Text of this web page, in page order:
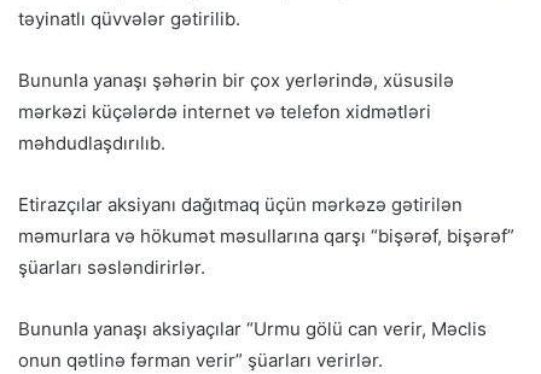
təyinatlı qüvvələr gətirilib.
Bununla yanaşı şəhərin bir çox yerlərində, xüsusilə
mərkəzi küçələrdə internet və telefon xidmətləri
məhdudlaşdırılıb.
Etirazçılar aksiyanı dağıtmaq üçün mərkəzə gətirilən
məmurlara və hökumət məsullarına qarşı “bişərəf, bişərəf”
şüarları səsləndirirlər.
Bununla yanaşı aksiyaçılar “Urmu gölü can verir, Məclis
onun qətlinə fərman verir” şüarları verirlər.